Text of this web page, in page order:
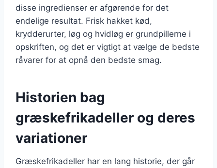
disse ingredienser er afgørende for det
endelige resultat. Frisk hakket kød,
krydderurter, løg og hvidløg er grundpillerne i
opskriften, og det er vigtigt at vælge de bedste
råvarer for at opnå den bedste smag.
Historien bag
græskefrikadeller og deres
variationer
Græskefrikadeller har en lang historie, der går